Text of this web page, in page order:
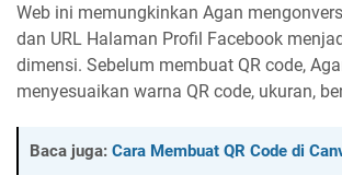
Web ini memungkinkan Agan
dan URL Halaman Profil Facebook
dimensi. Sebelum membuat QR code,
menyesuaikan warna QR code, ukuran,
Baca juga: Cara Membuat QR Code di